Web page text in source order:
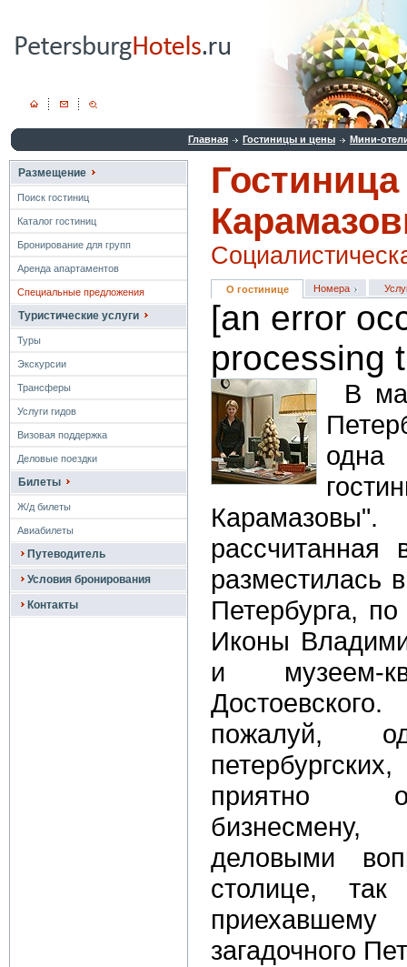
Главная Гостиницы и цены Мини-
Размещение
Поиск гостиниц
Каталог гостиниц
Бронирование для групп
Аренда апартаментов
Специальные предложения
Туристические услуги
Туры
Экскурсии
Трансферы
Услуги гидов
Визовая поддержка
Деловые поездки
Билеты
Ж/д билеты
Авиабилеты
Путеводитель
Условия бронирования
Контакты
О гостинице Номера
[an error
processing
В
одна
рассчитанная
разместилась
Петербурга,
Иконы
и музеем-
пожалуй,
приятно
деловыми
столице, так
загадочного